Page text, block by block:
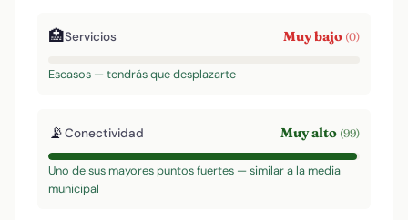
🏥Servicios Muy bajo (0)
Escasos — tendrás que desplazarte
📡Conectividad Muy alto (99)
Uno de sus mayores puntos fuertes — similar a la media
municipal